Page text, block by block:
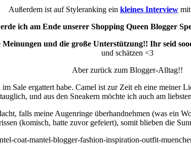
Außerdem ist auf Styleranking ein kleines Interview
ich am Ende unserer Shopping Queen Blogger
und die große Unterstützung!! Ihr seid
und schätzen <3
Aber zurück zum Blogger-Alltag!!
Sale ergattert habe. Camel ist zur Zeit eh eine
und aus den Sneakern möchte ich auch am
falls meine Augenringe überhandnehmen (was ein
(komisch, hatte zuvor gefeiert), somit blieben die